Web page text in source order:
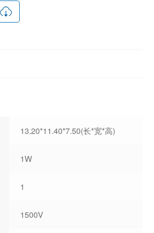
13.20*11.40*7.50(长*宽*高)
1W
1
1500V